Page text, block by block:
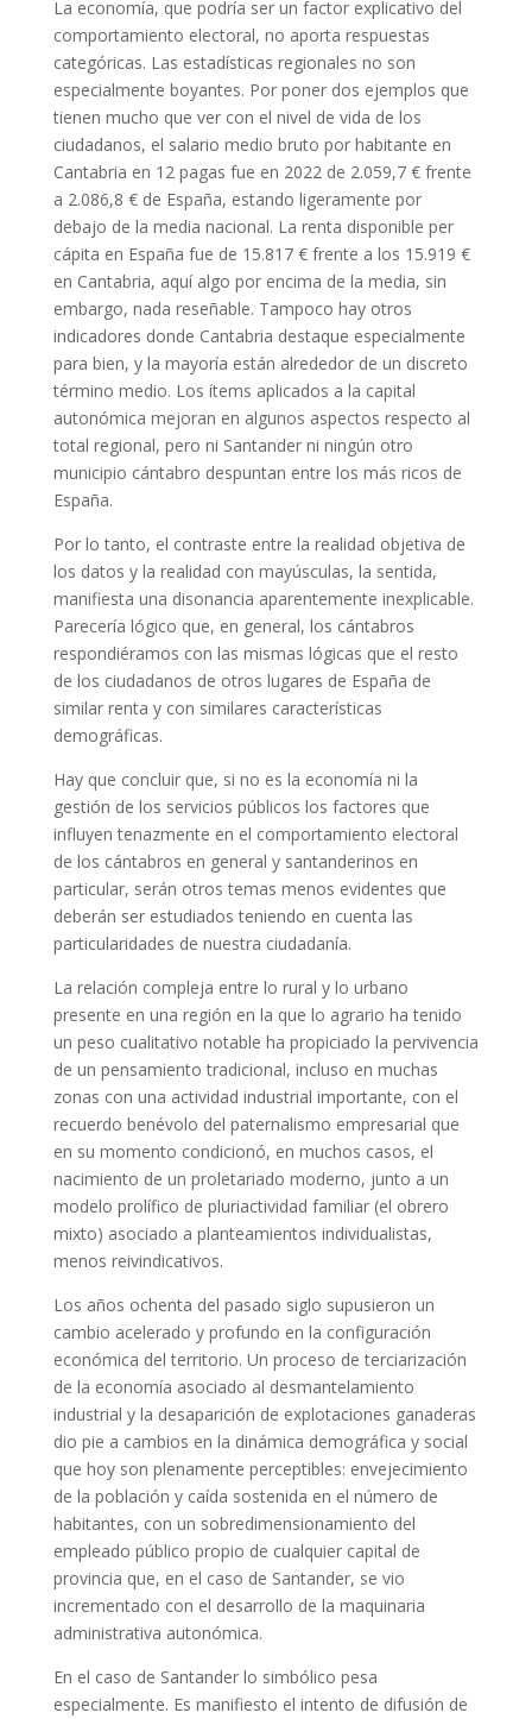
La economía, que podría ser un factor explicativo del
comportamiento electoral, no aporta respuestas
categóricas. Las estadísticas regionales no son
especialmente boyantes. Por poner dos ejemplos que
tienen mucho que ver con el nivel de vida de los
ciudadanos, el salario medio bruto por habitante en
Cantabria en 12 pagas fue en 2022 de 2.059,7 € frente
a 2.086,8 € de España, estando ligeramente por
debajo de la media nacional. La renta disponible per
cápita en España fue de 15.817 € frente a los 15.919 €
en Cantabria, aquí algo por encima de la media, sin
embargo, nada reseñable. Tampoco hay otros
indicadores donde Cantabria destaque especialmente
para bien, y la mayoría están alrededor de un discreto
término medio. Los ítems aplicados a la capital
autonómica mejoran en algunos aspectos respecto al
total regional, pero ni Santander ni ningún otro
municipio cántabro despuntan entre los más ricos de
España.
Por lo tanto, el contraste entre la realidad objetiva de
los datos y la realidad con mayúsculas, la sentida,
manifiesta una disonancia aparentemente inexplicable.
Parecería lógico que, en general, los cántabros
respondiéramos con las mismas lógicas que el resto
de los ciudadanos de otros lugares de España de
similar renta y con similares características
demográficas.
Hay que concluir que, si no es la economía ni la
gestión de los servicios públicos los factores que
influyen tenazmente en el comportamiento electoral
de los cántabros en general y santanderinos en
particular, serán otros temas menos evidentes que
deberán ser estudiados teniendo en cuenta las
particularidades de nuestra ciudadanía.
La relación compleja entre lo rural y lo urbano
presente en una región en la que lo agrario ha tenido
un peso cualitativo notable ha propiciado la pervivencia
de un pensamiento tradicional, incluso en muchas
zonas con una actividad industrial importante, con el
recuerdo benévolo del paternalismo empresarial que
en su momento condicionó, en muchos casos, el
nacimiento de un proletariado moderno, junto a un
modelo prolífico de pluriactividad familiar (el obrero
mixto) asociado a planteamientos individualistas,
menos reivindicativos.
Los años ochenta del pasado siglo supusieron un
cambio acelerado y profundo en la configuración
económica del territorio. Un proceso de terciarización
de la economía asociado al desmantelamiento
industrial y la desaparición de explotaciones ganaderas
dio pie a cambios en la dinámica demográfica y social
que hoy son plenamente perceptibles: envejecimiento
de la población y caída sostenida en el número de
habitantes, con un sobredimensionamiento del
empleado público propio de cualquier capital de
provincia que, en el caso de Santander, se vio
incrementado con el desarrollo de la maquinaria
administrativa autonómica.
En el caso de Santander lo simbólico pesa
especialmente. Es manifiesto el intento de difusión de